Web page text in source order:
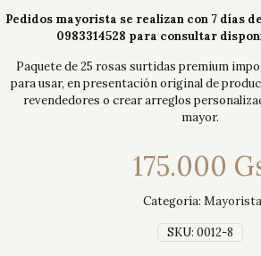
Pedidos mayorista se realizan con 7 días
0983314528 para consultar
Paquete de 25 rosas surtidas premium
para usar, en presentación original de
revendedores o crear arreglos
mayor.
175.000
SKU: 0012-8
Categoría: Mayorista